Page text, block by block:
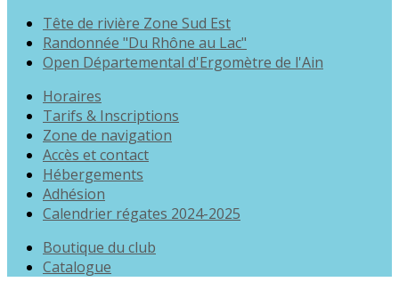
Tête de rivière Zone Sud Est
Randonnée "Du Rhône au Lac"
Open Départemental d'Ergomètre de l'Ain
Horaires
Tarifs & Inscriptions
Zone de navigation
Accès et contact
Hébergements
Adhésion
Calendrier régates 2024-2025
Boutique du club
Catalogue